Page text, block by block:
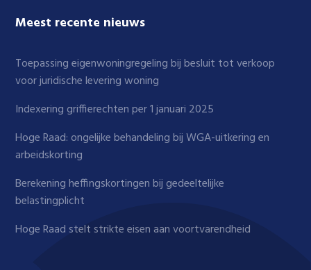
Meest recente nieuws
Toepassing eigenwoningregeling bij besluit tot verkoop
voor juridische levering woning
Indexering griffierechten per 1 januari 2025
Hoge Raad: ongelijke behandeling bij WGA-uitkering en
arbeidskorting
Berekening heffingskortingen bij gedeeltelijke
belastingplicht
Hoge Raad stelt strikte eisen aan voortvarendheid